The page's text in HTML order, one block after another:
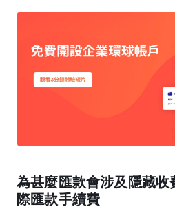
為甚麼匯款會涉及隱藏收
際匯款手續費